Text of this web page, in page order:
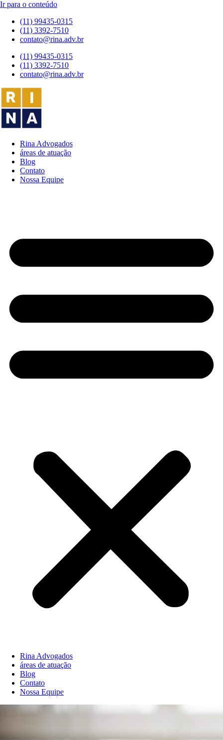
Ir para o conteúdo
(11) 99435-0315
(11) 3392-7510
contato@rina.adv.br
(11) 99435-0315
(11) 3392-7510
contato@rina.adv.br
Rina Advogados
áreas de atuação
Blog
Contato
Nossa Equipe
Rina Advogados
áreas de atuação
Blog
Contato
Nossa Equipe